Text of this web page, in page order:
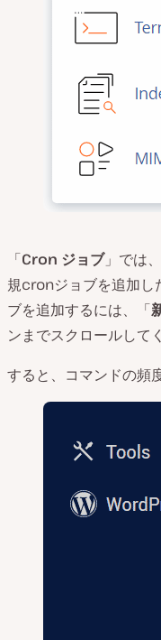
「Cron ジョブ」では
規cronジョブを追加し
ブを追加するには、「
ンまでスクロールして
すると、コマンドの頻